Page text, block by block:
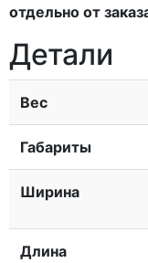
отдельно от
Детали
Вес
Габариты
Ширина
Длина